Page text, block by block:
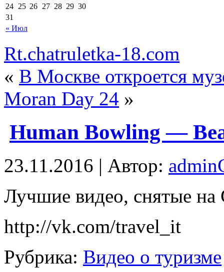
« Июл
24 25 26 27 28 29 30
31
Rt.chatruletka-18.com
« В Москве откроется
Moran Day 24 »
Human Bowling —
23.11.2016 | Автор:
Лучшиe видео, снятые на
http://vk.com/travel_it
Рубрика: Видео о туризме